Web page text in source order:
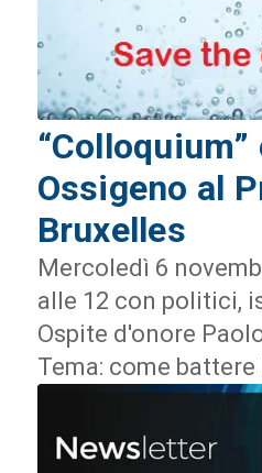
“Colloquium”
Ossigeno al
Bruxelles
Mercoledì 6
alle 12 con politici,
Ospite d'onore
Tema: come